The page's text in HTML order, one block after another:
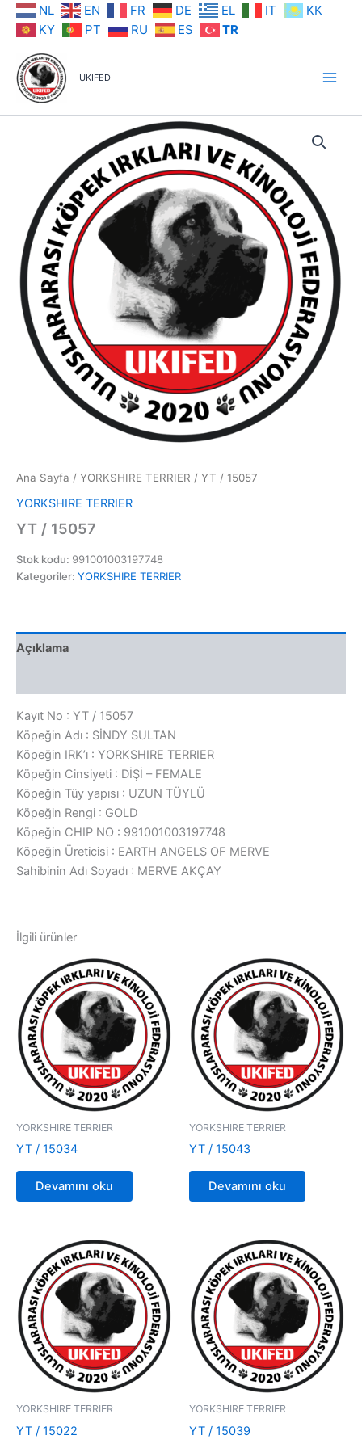
İçeriğe NL EN FR DE EL IT
KK
KY
PT RU ES TR
UKIFED
Ana Sayfa / YORKSHIRE TERRIER / YT / 15057
YORKSHIRE TERRIER
YT / 15057
Stok kodu: 991001003197748
Kategoriler: YORKSHIRE TERRIER
Açıklama
Kayıt No : YT / 15057
Köpeğin Adı : SİNDY SULTAN
Köpeğin IRK’ı : YORKSHIRE TERRIER
Köpeğin Cinsiyeti : DİŞİ – FEMALE
Köpeğin Tüy yapısı : UZUN TÜYLÜ
Köpeğin Rengi : GOLD
Köpeğin CHIP NO : 991001003197748
Köpeğin Üreticisi : EARTH ANGELS OF MERVE
Sahibinin Adı Soyadı : MERVE AKÇAY
İlgili ürünler
YORKSHIRE TERRIER
YT / 15034
Devamını oku
YORKSHIRE TERRIER
YT / 15043
Devamını oku
YORKSHIRE TERRIER
YT / 15022
YORKSHIRE TERRIER
YT / 15039